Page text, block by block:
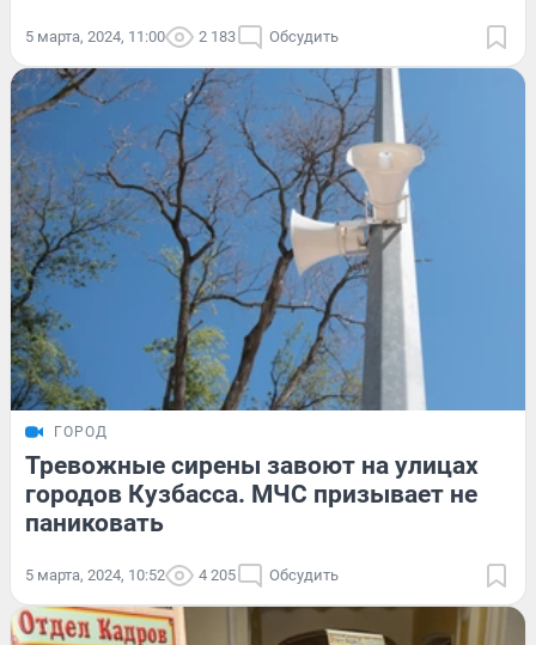
5 марта, 2024, 11:00 2 183 Обсудить
ГОРОД
Тревожные сирены завоют на улицах
городов Кузбасса. МЧС призывает не
паниковать
5 марта, 2024, 10:52 4 205 Обсудить